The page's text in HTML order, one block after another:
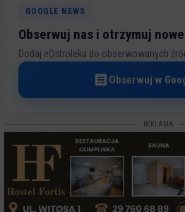
GOOGLE NEWS
Obserwuj nas i otrzymuj
Dodaj eOstroleka do obserwowanych
Obserwuj w
REKLAMA